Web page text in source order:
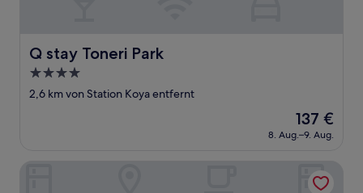
Q stay Toneri Park
Q stay Toneri Park
4.0-
Sterne-
2,6 km von Station Koya entfernt
Der
Preis
beträgt
137 €
8. Aug.–9. Aug.